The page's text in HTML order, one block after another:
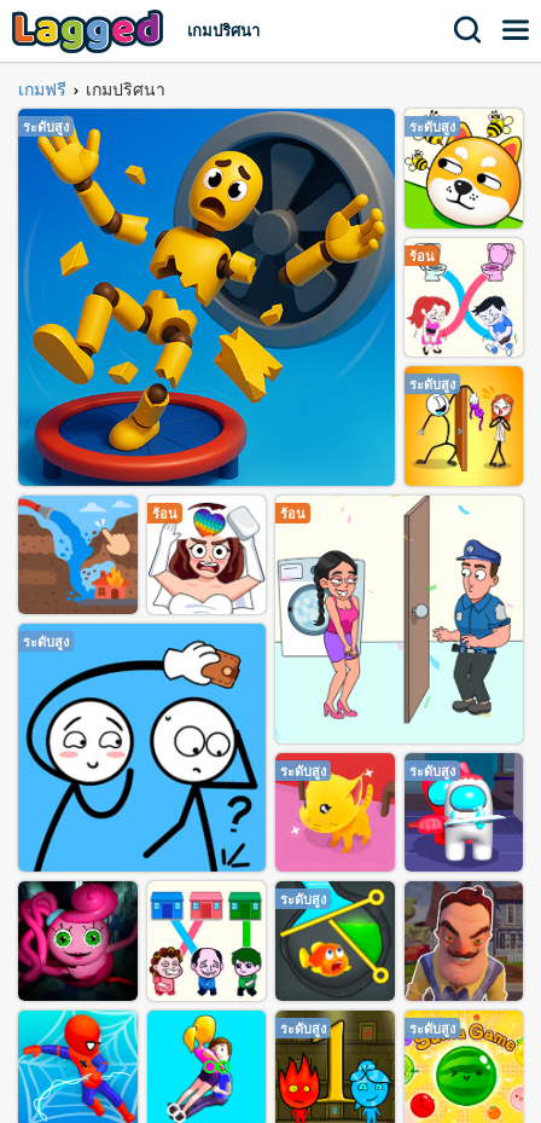
เกมปริศนา
เกมฟรี › เกมปริศนา
ระดับสูง
ร้อน
ระดับสูง
ระดับสูง
ร้อน
ระดับสูง
ร้อน
ระดับสูง ระดับสูง
ระดับสูง
ระดับสูง ระดับสูง